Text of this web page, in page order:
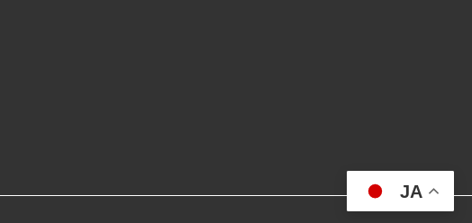
JA